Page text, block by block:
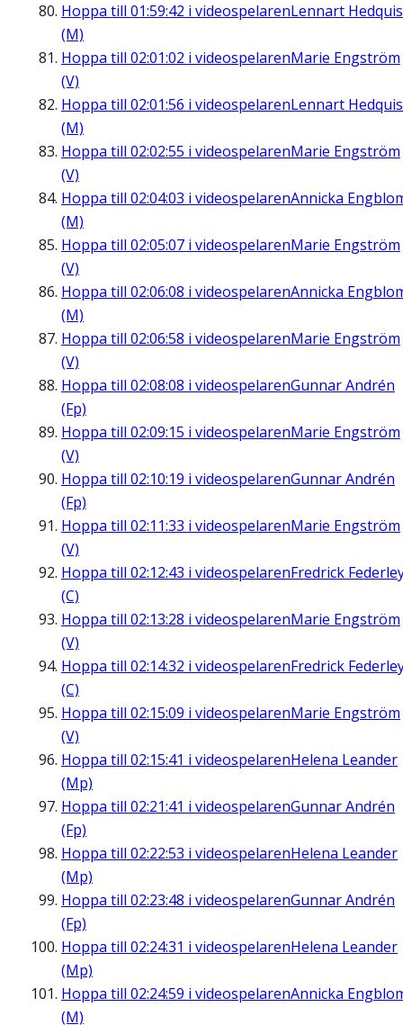
Hoppa till 01:59:42 i videospelarenLennart
(M)
Hoppa till 02:01:02 i videospelarenMarie Engström
(V)
Hoppa till 02:01:56 i videospelarenLennart
(M)
Hoppa till 02:02:55 i videospelarenMarie Engström
(V)
Hoppa till 02:04:03 i videospelarenAnnicka
(M)
Hoppa till 02:05:07 i videospelarenMarie Engström
(V)
Hoppa till 02:06:08 i videospelarenAnnicka
(M)
Hoppa till 02:06:58 i videospelarenMarie Engström
(V)
Hoppa till 02:08:08 i videospelarenGunnar Andrén
(Fp)
Hoppa till 02:09:15 i videospelarenMarie Engström
(V)
Hoppa till 02:10:19 i videospelarenGunnar Andrén
(Fp)
Hoppa till 02:11:33 i videospelarenMarie Engström
(V)
Hoppa till 02:12:43 i videospelarenFredrick
(C)
Hoppa till 02:13:28 i videospelarenMarie Engström
(V)
Hoppa till 02:14:32 i videospelarenFredrick
(C)
Hoppa till 02:15:09 i videospelarenMarie Engström
(V)
Hoppa till 02:15:41 i videospelarenHelena Leander
(Mp)
Hoppa till 02:21:41 i videospelarenGunnar Andrén
(Fp)
Hoppa till 02:22:53 i videospelarenHelena Leander
(Mp)
Hoppa till 02:23:48 i videospelarenGunnar Andrén
(Fp)
Hoppa till 02:24:31 i videospelarenHelena Leander
(Mp)
Hoppa till 02:24:59 i videospelarenAnnicka
(M)